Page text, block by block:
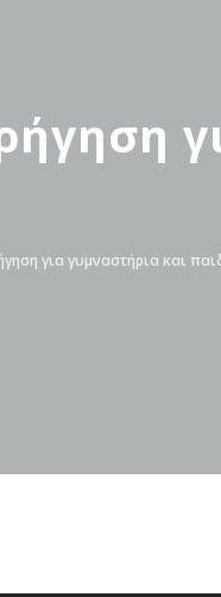
για γυμναστήρια και